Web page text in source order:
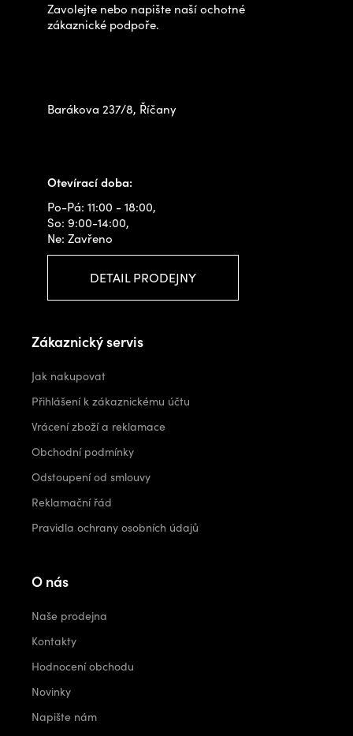
Zavolejte nebo napište naší ochotné
zákaznické podpoře.
Barákova 237/8, Říčany
Otevírací doba:
Po-Pá: 11:00 - 18:00,
So: 9:00-14:00,
Ne: Zavřeno
DETAIL PRODEJNY
Zákaznický servis
Jak nakupovat
Přihlášení k zákaznickému účtu
Vrácení zboží a reklamace
Obchodní podmínky
Odstoupení od smlouvy
Reklamační řád
Pravidla ochrany osobních údajů
O nás
Naše prodejna
Kontakty
Hodnocení obchodu
Novinky
Napište nám